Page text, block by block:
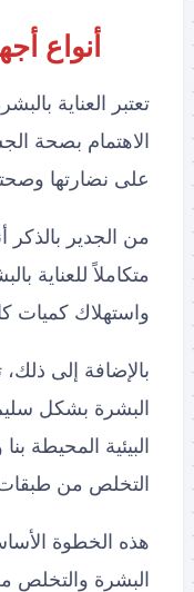
أنواع
تعتبر العناية
الاهتمام بصحة
على نضارتها
من الجدير بالذكر
متكاملاً للعناية
واستهلاك كميات
بالإضافة إلى ذلك،
البشرة بشكل سليم
البيئية المحيطة
التخلص من
هذه الخطوة
البشرة والتخلص